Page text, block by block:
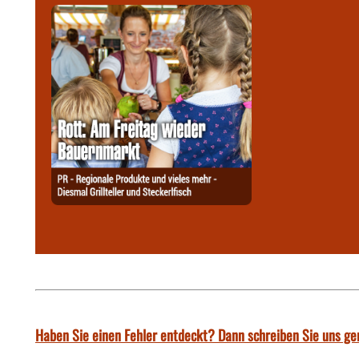
Haben Sie einen Fehler entdeckt? Dann schreiben Sie uns